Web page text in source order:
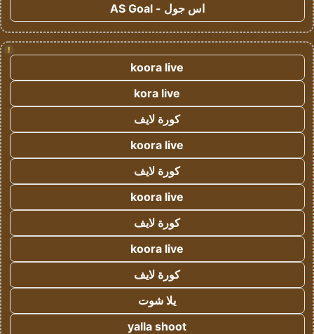
اس جول - AS Goal
!
koora live
kora live
كورة لايف
koora live
كورة لايف
koora live
كورة لايف
koora live
كورة لايف
يلا شوت
yalla shoot